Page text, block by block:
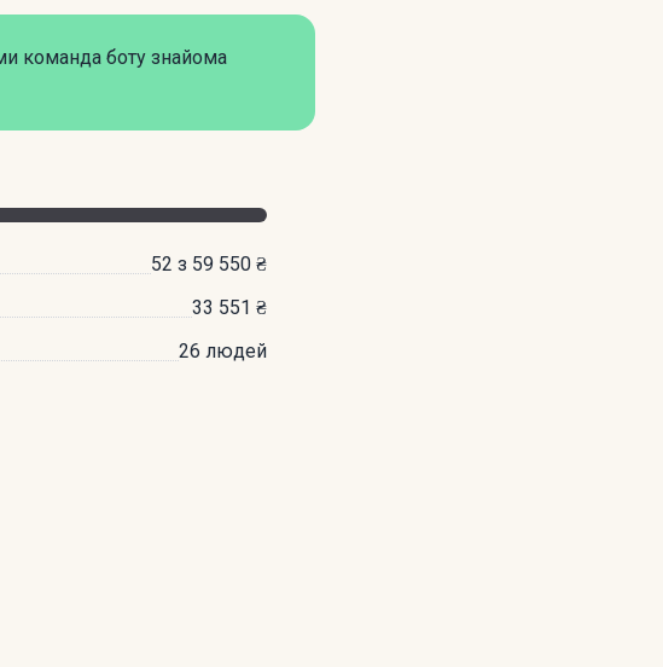
команда боту знайома
52 з 59 550 ₴
33 551 ₴
26 людей